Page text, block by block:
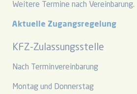
Weitere Termine nach Vereinbarung.
Aktuelle Zugangsregelung
KFZ-Zulassungsstelle
Nach Terminvereinbarung
Montag und Donnerstag